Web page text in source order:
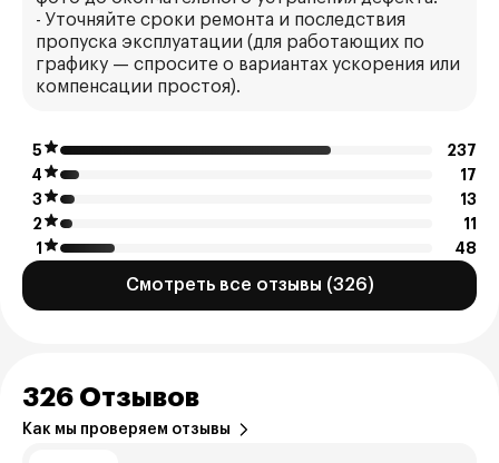
- Уточняйте сроки ремонта и последствия
пропуска эксплуатации (для работающих по
графику — спросите о вариантах ускорения или
компенсации простоя).
5
237
4
17
3
13
2
11
1
48
Смотреть все отзывы (326)
326 Отзывов
Как мы проверяем отзывы